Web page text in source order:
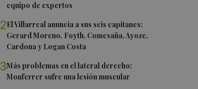
equipo de expertos
2El Villarreal anuncia a sus seis capitanes:
Gerard Moreno, Foyth, Comesaña, Ayoze,
Cardona y Logan Costa
3Más problemas en el lateral derecho:
Monferrer sufre una lesión muscular